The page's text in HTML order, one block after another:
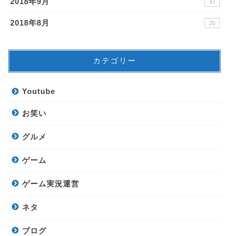
37
2018年8月 20
カテゴリー
Youtube
お笑い
グルメ
ゲーム
ゲーム実況運営
ネタ
ブログ